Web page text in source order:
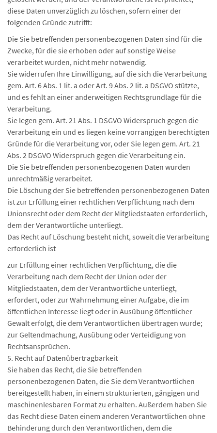
diese Daten unverzüglich zu löschen, sofern einer der
folgenden Gründe zutrifft:
Die Sie betreffenden personenbezogenen Daten sind für die
Zwecke, für die sie erhoben oder auf sonstige Weise
verarbeitet wurden, nicht mehr notwendig.
Sie widerrufen Ihre Einwilligung, auf die sich die Verarbeitung
gem. Art. 6 Abs. 1 lit. a oder Art. 9 Abs. 2 lit. a DSGVO stützte,
und es fehlt an einer anderweitigen Rechtsgrundlage für die
Verarbeitung.
Sie legen gem. Art. 21 Abs. 1 DSGVO Widerspruch gegen die
Verarbeitung ein und es liegen keine vorrangigen berechtigten
Gründe für die Verarbeitung vor, oder Sie legen gem. Art. 21
Abs. 2 DSGVO Widerspruch gegen die Verarbeitung ein.
Die Sie betreffenden personenbezogenen Daten wurden
unrechtmäßig verarbeitet.
Die Löschung der Sie betreffenden personenbezogenen Daten
ist zur Erfüllung einer rechtlichen Verpflichtung nach dem
Unionsrecht oder dem Recht der Mitgliedstaaten erforderlich,
dem der Verantwortliche unterliegt.
Das Recht auf Löschung besteht nicht, soweit die Verarbeitung
erforderlich ist
zur Erfüllung einer rechtlichen Verpflichtung, die die
Verarbeitung nach dem Recht der Union oder der
Mitgliedstaaten, dem der Verantwortliche unterliegt,
erfordert, oder zur Wahrnehmung einer Aufgabe, die im
öffentlichen Interesse liegt oder in Ausübung öffentlicher
Gewalt erfolgt, die dem Verantwortlichen übertragen wurde;
zur Geltendmachung, Ausübung oder Verteidigung von
Rechtsansprüchen.
5. Recht auf Datenübertragbarkeit
Sie haben das Recht, die Sie betreffenden
personenbezogenen Daten, die Sie dem Verantwortlichen
bereitgestellt haben, in einem strukturierten, gängigen und
maschinenlesbaren Format zu erhalten. Außerdem haben Sie
das Recht diese Daten einem anderen Verantwortlichen ohne
Behinderung durch den Verantwortlichen, dem die